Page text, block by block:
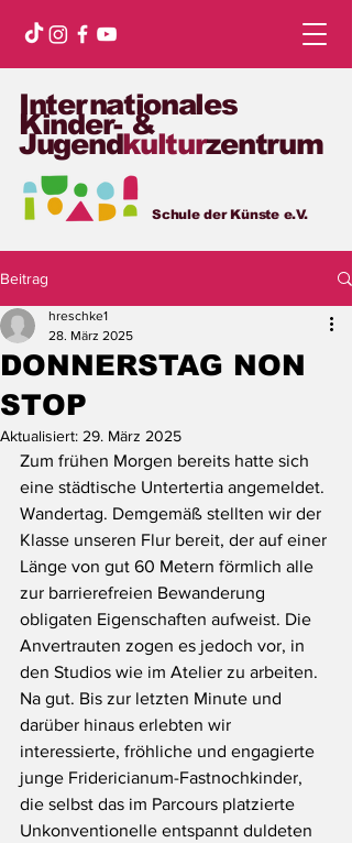
Internationales
Kinder- &
Jugendkulturzentrum
Schule der Künste e.V.
Beitrag
DONNERSTAG NON
STOP
hreschke1
28. März 2025
Aktualisiert: 29. März 2025
Zum frühen Morgen bereits hatte sich
eine städtische Untertertia angemeldet.
Wandertag. Demgemäß stellten wir der
Klasse unseren Flur bereit, der auf einer
Länge von gut 60 Metern förmlich alle
zur barrierefreien Bewanderung
obligaten Eigenschaften aufweist. Die
Anvertrauten zogen es jedoch vor, in
den Studios wie im Atelier zu arbeiten.
Na gut. Bis zur letzten Minute und
darüber hinaus erlebten wir
interessierte, fröhliche und engagierte
junge Fridericianum-Fastnochkinder,
die selbst das im Parcours platzierte
Unkonventionelle entspannt duldeten